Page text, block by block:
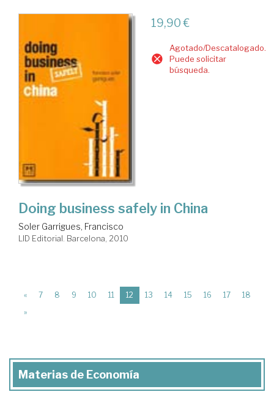
19,90 €
Agotado/Descatalogado.
Puede solicitar
búsqueda.
Doing business safely in China
Soler Garrigues, Francisco
LID Editorial. Barcelona, 2010
« 7 8 9 10 11 12 (current)
13 14 15 16 17
18
»
Materias de Economía